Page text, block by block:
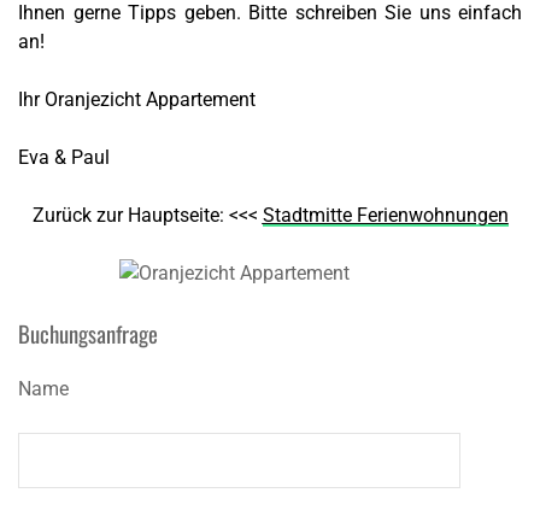
Ihnen gerne Tipps geben. Bitte schreiben Sie uns einfach
an!
Ihr Oranjezicht Appartement
Eva & Paul
Zurück zur Hauptseite: <<< Stadtmitte Ferienwohnungen
Buchungsanfrage
Name